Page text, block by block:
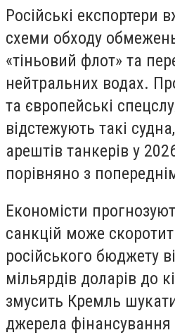
Російські експортери
схеми обходу
«тіньовий флот» та
нейтральних водах.
та європейські
відстежують такі судна,
арештів танкерів у
порівняно з
Економісти
санкцій може
російського бюджету
мільярдів доларів до
змусить Кремль
джерела фінансування